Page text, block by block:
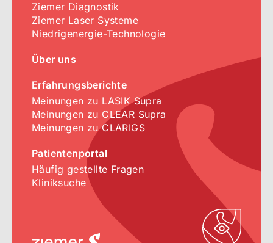
Ziemer Diagnostik
Ziemer Laser Systeme
Niedrigenergie-Technologie
Über uns
Erfahrungsberichte
Meinungen zu LASIK Supra
Meinungen zu CLEAR Supra
Meinungen zu CLARIGS
Patientenportal
Häufig gestellte Fragen
Kliniksuche